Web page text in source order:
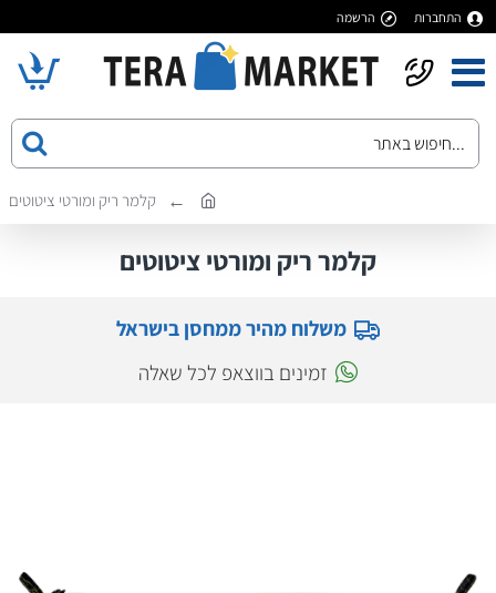
התחברות הרשמה
קלמר ריק ומורטי ציטוטים
קלמר ריק ומורטי ציטוטים
משלוח מהיר ממחסן בישראל
זמינים בווצאפ לכל שאלה